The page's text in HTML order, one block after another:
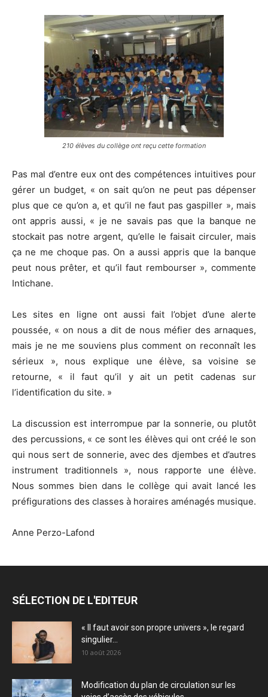
210 élèves du collège ont reçu cette formation
Pas mal d’entre eux ont des compétences intuitives pour
gérer un budget, « on sait qu’on ne peut pas dépenser
plus que ce qu’on a, et qu’il ne faut pas gaspiller », mais
ont appris aussi, « je ne savais pas que la banque ne
stockait pas notre argent, qu’elle le faisait circuler, mais
ça ne me choque pas. On a aussi appris que la banque
peut nous prêter, et qu’il faut rembourser », commente
Intichane.
Les sites en ligne ont aussi fait l’objet d’une alerte
poussée, « on nous a dit de nous méfier des arnaques,
mais je ne me souviens plus comment on reconnaît les
sérieux », nous explique une élève, sa voisine se
retourne, « il faut qu’il y ait un petit cadenas sur
l’identification du site. »
La discussion est interrompue par la sonnerie, ou plutôt
des percussions, « ce sont les élèves qui ont créé le son
qui nous sert de sonnerie, avec des djembes et d’autres
instrument traditionnels », nous rapporte une élève.
Nous sommes bien dans le collège qui avait lancé les
préfigurations des classes à horaires aménagés musique.
Anne Perzo-Lafond
SÉLECTION DE L'EDITEUR
« Il faut avoir son propre univers », le regard
singulier...
10 août 2026
Modification du plan de circulation sur les